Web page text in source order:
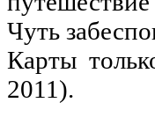
Чуть
Карты
2011).